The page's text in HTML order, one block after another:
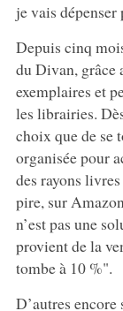
je vais dépenser
Depuis cinq
du Divan, grâce
exemplaires et
les librairies.
choix que de se
organisée pour
des rayons
pire, sur
n’est pas une
provient de la
tombe à 10 %".
D’autres